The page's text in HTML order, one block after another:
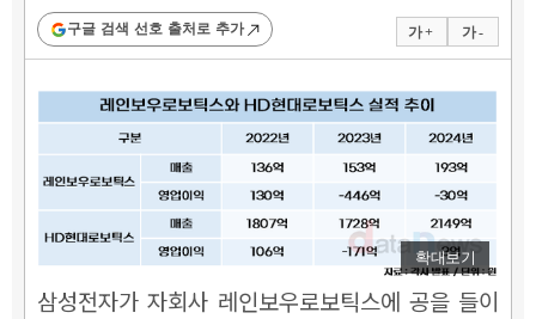
가 + 가 -
구글 검색 선호 출처로 추가
확대보기
삼성전자가 자회사 레인보우로보틱스에 공을 들이